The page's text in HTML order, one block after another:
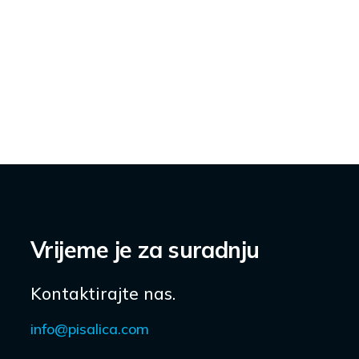
Vrijeme je za suradnju
Kontaktirajte nas.
info@pisalica.com